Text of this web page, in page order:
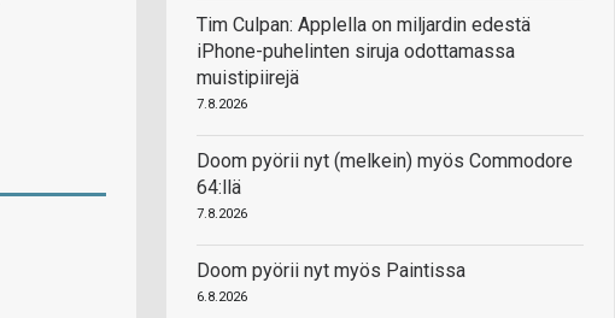
Tim Culpan: Applella on miljardin edestä
iPhone-puhelinten siruja odottamassa
muistipiirejä
7.8.2026
Doom pyörii nyt (melkein) myös Commodore
64:llä
7.8.2026
Doom pyörii nyt myös Paintissa
6.8.2026